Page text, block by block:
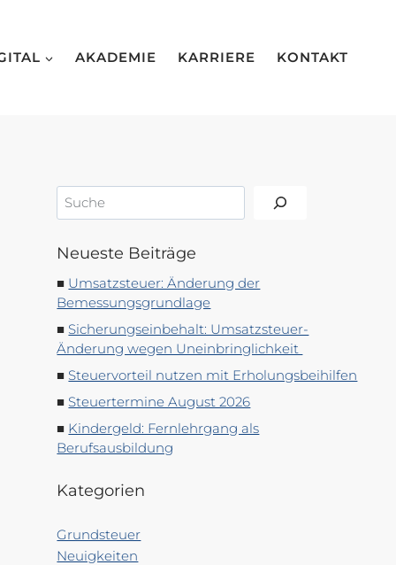
AKADEMIE KARRIERE KONTAKT
Suchen
Neueste Beiträge
Umsatzsteuer: Änderung der
Bemessungsgrundlage
Sicherungseinbehalt: Umsatzsteuer-
Änderung wegen Uneinbringlichkeit
Steuervorteil nutzen mit Erholungsbeihilfen
Steuertermine August 2026
Kindergeld: Fernlehrgang als
Berufsausbildung
Kategorien
Grundsteuer
Neuigkeiten